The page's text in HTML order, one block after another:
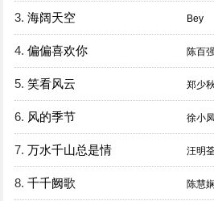
3. 海阔天空 Bey
4. 偏偏喜欢你 陈百
5. 笑看风云 郑少秋
6. 风的季节 徐小
7. 万水千山总是情 汪明
8. 千千阙歌 陈慧娴